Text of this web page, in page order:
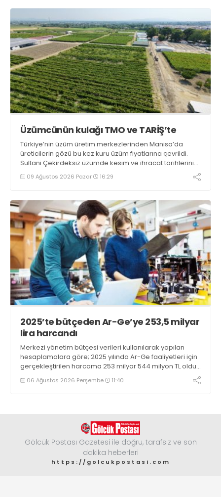
Üzümcünün kulağı TMO ve TARİŞ’te
Türkiye’nin üzüm üretim merkezlerinden Manisa’da
üreticilerin gözü bu kez kuru üzüm fiyatlarına çevrildi.
Sultani Çekirdeksiz üzümde kesim ve ihracat tarihlerinin
açıklanmasının ardından üreticiler, TMO ve TARİŞ’in
açıklayacağı avans ve kuru üzüm fiyatlarını beklemeye
09 Ağustos 2026 Pazar 16:29
2025’te bütçeden Ar-Ge’ye 253,5 milyar
lira harcandı
Merkezi yönetim bütçesi verileri kullanılarak yapılan
hesaplamalara göre; 2025 yılında Ar-Ge faaliyetleri için
gerçekleştirilen harcama 253 milyar 544 milyon TL oldu.
Ar-Ge harcamalarının merkezi yönetim bütçesi
içerisindeki oranı yüzde 1,58 oldu
06 Ağustos 2026 Perşembe 11:40
Gölcük Postası Gazetesi ile doğru, tarafsız ve son
dakika heberleri
https://golcukpostasi.com